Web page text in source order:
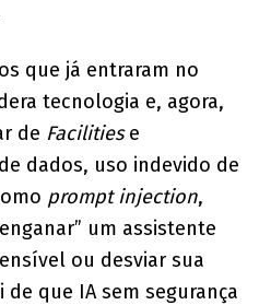
que já entraram no
tecnologia e, agora,
de Facilitiese
dados, uso indevido de
prompt injection,
um assistente
ou desviar sua
que IA sem segurança